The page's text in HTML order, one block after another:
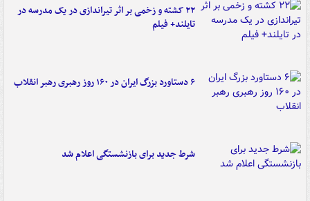
۲۲ کشته و زخمی بر اثر تیراندازی در یک مدرسه در
تایلند+ فیلم
۶ دستاورد بزرگ ایران در ۱۶۰ روز رهبری رهبر انقلاب
شرط جدید برای بازنشستگی اعلام شد